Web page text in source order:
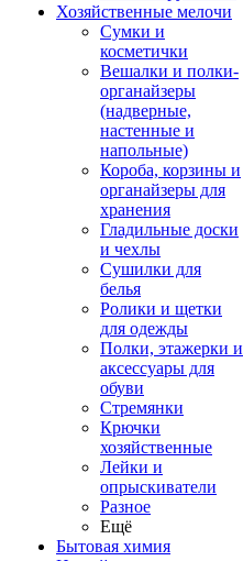
Хозяйственные мелочи
Сумки и
косметички
Вешалки и полки-
органайзеры
(надверные,
настенные и
напольные)
Короба, корзины и
органайзеры для
хранения
Гладильные доски
и чехлы
Сушилки для
белья
Ролики и щетки
для одежды
Полки, этажерки и
аксессуары для
обуви
Стремянки
Крючки
хозяйственные
Лейки и
опрыскиватели
Разное
Ещё
Бытовая химия